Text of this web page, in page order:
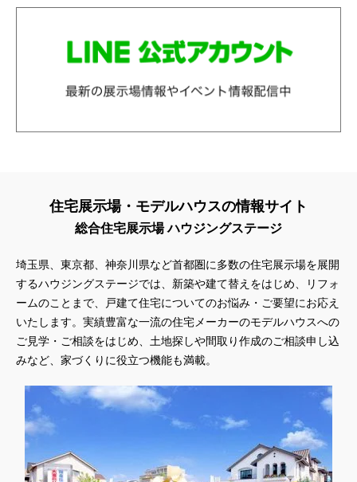
住宅展示場・モデルハウスの情報サイト
総合住宅展示場 ハウジングステージ
埼玉県、東京都、神奈川県など首都圏に多数の住宅展示場を展開
するハウジングステージでは、新築や建て替えをはじめ、リフォ
ームのことまで、戸建て住宅についてのお悩み・ご要望にお応え
いたします。実績豊富な一流の住宅メーカーのモデルハウスへの
ご見学・ご相談をはじめ、土地探しや間取り作成のご相談申し込
みなど、家づくりに役立つ機能も満載。